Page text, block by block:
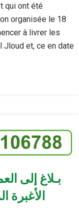
qui ont été
organisée le 18
à livrer les
et, ce en date
بـلاغ إلى
الأغبرة